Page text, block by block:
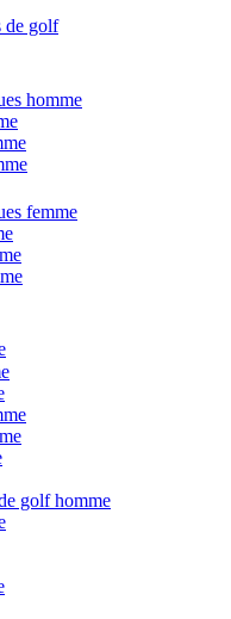
de golf
homme
femme
golf homme